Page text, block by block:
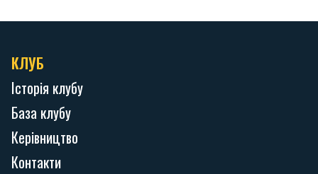
КЛУБ
Історія клубу
База клубу
Керівництво
Контакти